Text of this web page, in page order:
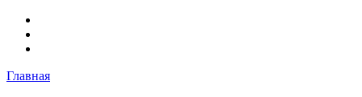
Главная